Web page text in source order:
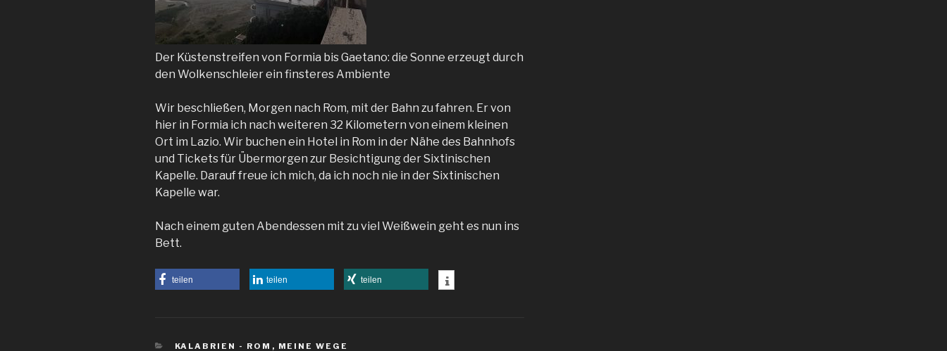
Der Küstenstreifen von Formia bis Gaetano: die Sonne erzeugt durch
den Wolkenschleier ein finsteres Ambiente
Wir beschließen, Morgen nach Rom, mit der Bahn zu fahren. Er von
hier in Formia ich nach weiteren 32 Kilometern von einem kleinen
Ort im Lazio. Wir buchen ein Hotel in Rom in der Nähe des Bahnhofs
und Tickets für Übermorgen zur Besichtigung der Sixtinischen
Kapelle. Darauf freue ich mich, da ich noch nie in der Sixtinischen
Kapelle war.
Nach einem guten Abendessen mit zu viel Weißwein geht es nun ins
Bett.
teilen teilen teilen
KATEGORIEN
KALABRIEN - ROM , MEINE WEGE